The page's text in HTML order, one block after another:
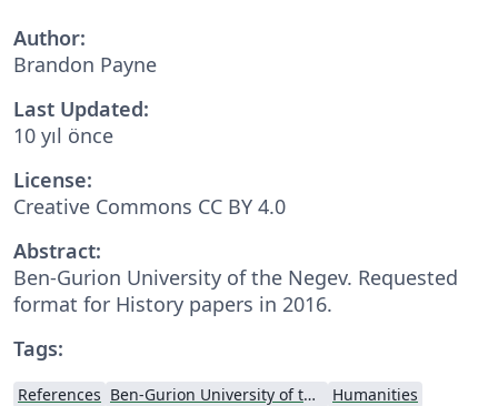
Author:
Brandon Payne
Last Updated:
10 yıl önce
License:
Creative Commons CC BY 4.0
Abstract:
Ben-Gurion University of the Negev. Requested
format for History papers in 2016.
Tags:
References Ben-Gurion University of the Negev
Humanities